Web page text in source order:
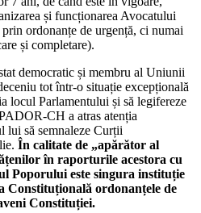
și funcționarea Avocatului
ordonanțe de urgență, ci numai
și completare).
democratic și membru al Uniunii
tot într-o situație excepțională
locul Parlamentului și să legifereze
CH a atras atenția
lui să semnaleze Curții
În calitate de „apărător al
în raporturile acestora cu
Poporului este singura instituție
Constituțională ordonanțele de
Constituției.